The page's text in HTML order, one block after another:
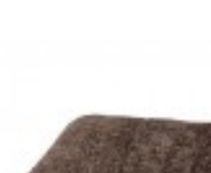
658,95 zł740,39 zł -11%